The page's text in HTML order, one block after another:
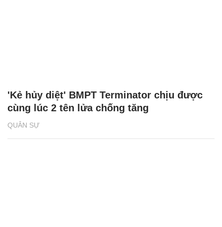
QUÂN SỰ
'Kẻ hủy diệt' BMPT Terminator chịu được
cùng lúc 2 tên lửa chống tăng